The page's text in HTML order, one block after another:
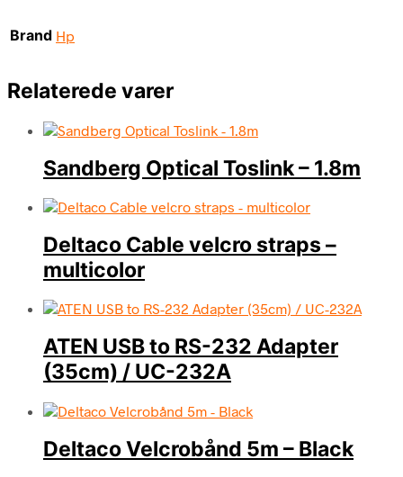
Brand Hp
Relaterede varer
Sandberg Optical Toslink – 1.8m
Deltaco Cable velcro straps –
multicolor
ATEN USB to RS-232 Adapter
(35cm) / UC-232A
Deltaco Velcrobånd 5m – Black